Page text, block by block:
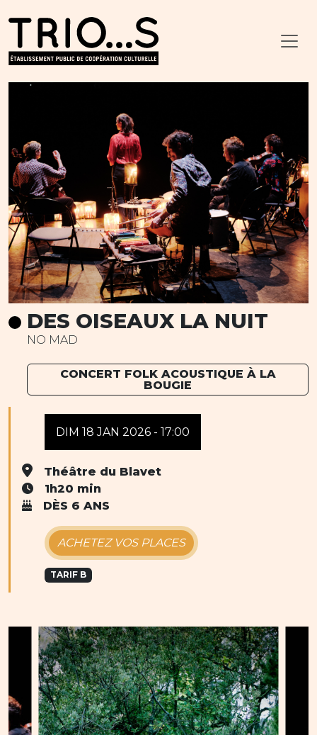
DES OISEAUX LA NUIT
NO MAD
CONCERT FOLK ACOUSTIQUE À LA
BOUGIE
DIM 18 JAN 2026 - 17:00
Théâtre du Blavet
1h20 min
DÈS 6 ANS
ACHETEZ VOS PLACES
TARIF B